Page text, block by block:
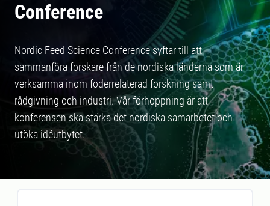
Conference
Nordic Feed Science Conference syftar till att
sammanföra forskare från de nordiska länderna som är
verksamma inom foderrelaterad forskning samt
rådgivning och industri. Vår förhoppning är att
konferensen ska stärka det nordiska samarbetet och
utöka idéutbytet.